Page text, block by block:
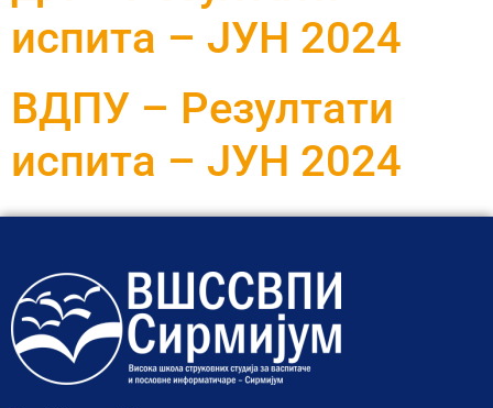
испита – ЈУН 2024
ВДПУ – Резултати
испита – ЈУН 2024